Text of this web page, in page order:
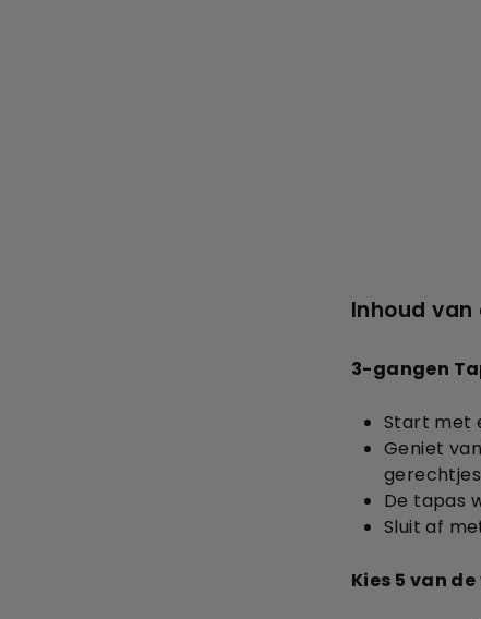
Inhoud van
3-gangen
Start met
Geniet
De tapas
Sluit af
Kies 5 van